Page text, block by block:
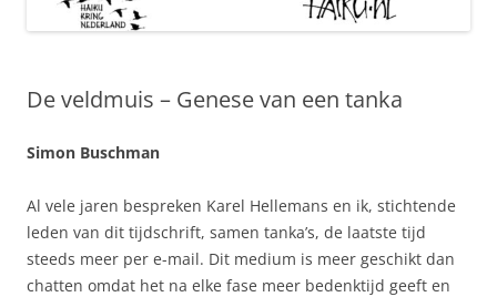
De veldmuis – Genese van een tanka
Simon Buschman
Al vele jaren bespreken Karel Hellemans en ik, stichtende
leden van dit tijdschrift, samen tanka’s, de laatste tijd
steeds meer per e-mail. Dit medium is meer geschikt dan
chatten omdat het na elke fase meer bedenktijd geeft en